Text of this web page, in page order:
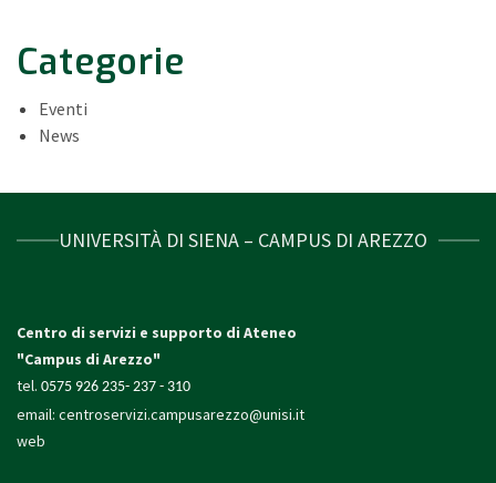
Categorie
Eventi
News
UNIVERSITÀ DI SIENA – CAMPUS DI AREZZO
Centro di servizi e supporto di Ateneo
"Campus di Arezzo"
tel. 0575 926 235- 237 - 310
email: centroservizi.campusarezzo@unisi.it
web